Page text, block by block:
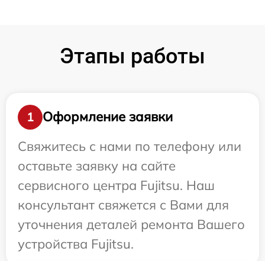
Этапы работы
1
Оформление заявки
Свяжитесь с нами по телефону или
оставьте заявку на сайте
сервисного центра Fujitsu. Наш
консультант свяжется с Вами для
уточнения деталей ремонта Вашего
устройства Fujitsu.